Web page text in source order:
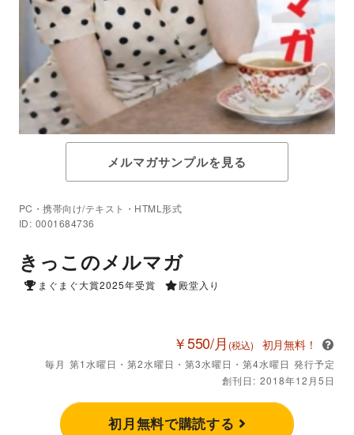
メルマガサンプルを見る
PC・携帯向け/テキスト・HTML形式
ID: 0001684736
きっこのメルマガ
まぐまぐ大賞2025年受賞 殿堂入り
￥550/月 (税込) 初月無料！
毎月 第1水曜日・第2水曜日・第3水曜日・第4水曜日 発行予定
創刊日: 2018年12月5日
初月無料で購読する